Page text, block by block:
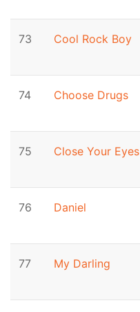
73 Cool Rock Boy
74 Choose Drugs
75 Close Your Eyes
76 Daniel
77 My Darling